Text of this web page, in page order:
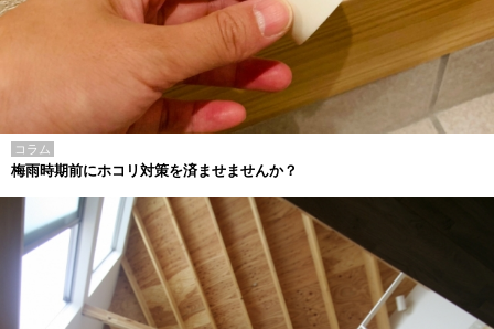
コラム
梅雨時期前にホコリ対策を済ませませんか？